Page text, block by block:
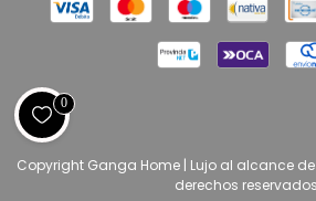
Copyright Ganga Home | Lujo al alcance
derechos
0